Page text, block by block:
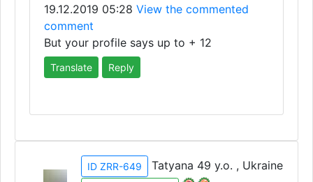
19.12.2019 05:28 View the commented
comment
But your profile says up to + 12
Translate Reply
ID ZRR-649 Tatyana 49 y.o. , Ukraine